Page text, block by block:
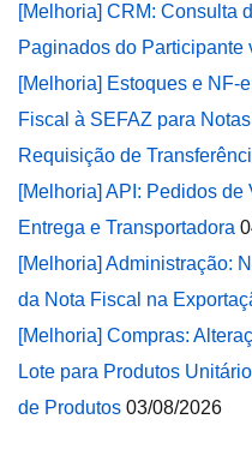
[Melhoria] CRM: Consulta
Paginados do Participante
[Melhoria] Estoques e NF-
Fiscal à SEFAZ para
Requisição de
[Melhoria] API: Pedidos
Entrega e Transportadora
[Melhoria] Administração:
da Nota Fiscal na
[Melhoria] Compras:
Lote para Produtos
de Produtos 03/08/2026